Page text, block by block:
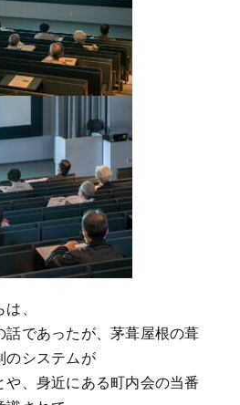
、
話であったが、茅葺屋根の葺
のシステムが
や、身近にある町内会の当番